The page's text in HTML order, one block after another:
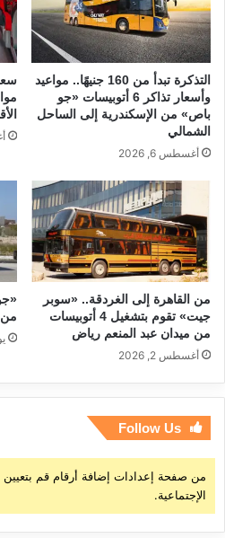
التذكرة تبدأ من 160 جنيهًا.. مواعيد
وأسعار تذاكر 6 أتوبيسات «جو
باص» من الإسكندرية إلى الساحل
الشمالي
أغسطس 6, 2026
من القاهرة إلى الغردقة.. «سوبر
جيت» تقوم بتشغيل 4 أتوبيسات
من ميدان عبد المنعم رياض
أغسطس 2, 2026
من
Follow Us
من صفحة إعدادات إضافة أرقام قم
الإجتماعية.